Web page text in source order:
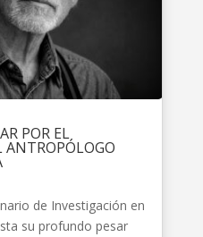
POR EL
ANTROPÓLOGO
de Investigación en
su profundo pesar